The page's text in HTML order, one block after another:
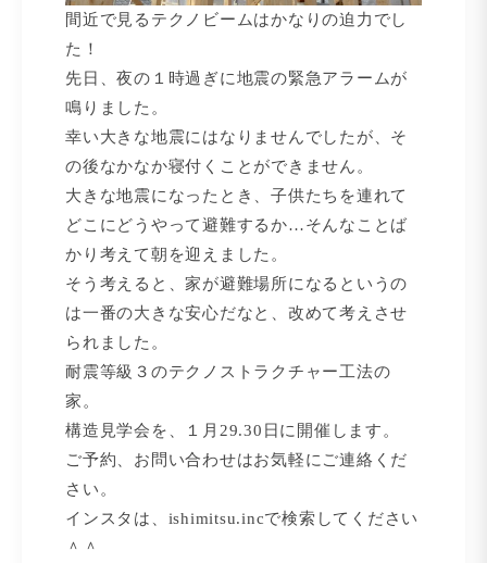
間近で見るテクノビームはかなりの迫力でし
た！
先日、夜の１時過ぎに地震の緊急アラームが
鳴りました。
幸い大きな地震にはなりませんでしたが、そ
の後なかなか寝付くことができません。
大きな地震になったとき、子供たちを連れて
どこにどうやって避難するか…そんなことば
かり考えて朝を迎えました。
そう考えると、家が避難場所になるというの
は一番の大きな安心だなと、改めて考えさせ
られました。
耐震等級３のテクノストラクチャー工法の
家。
構造見学会を、１月29.30日に開催します。
ご予約、お問い合わせはお気軽にご連絡くだ
さい。
インスタは、ishimitsu.incで検索してください
＾＾